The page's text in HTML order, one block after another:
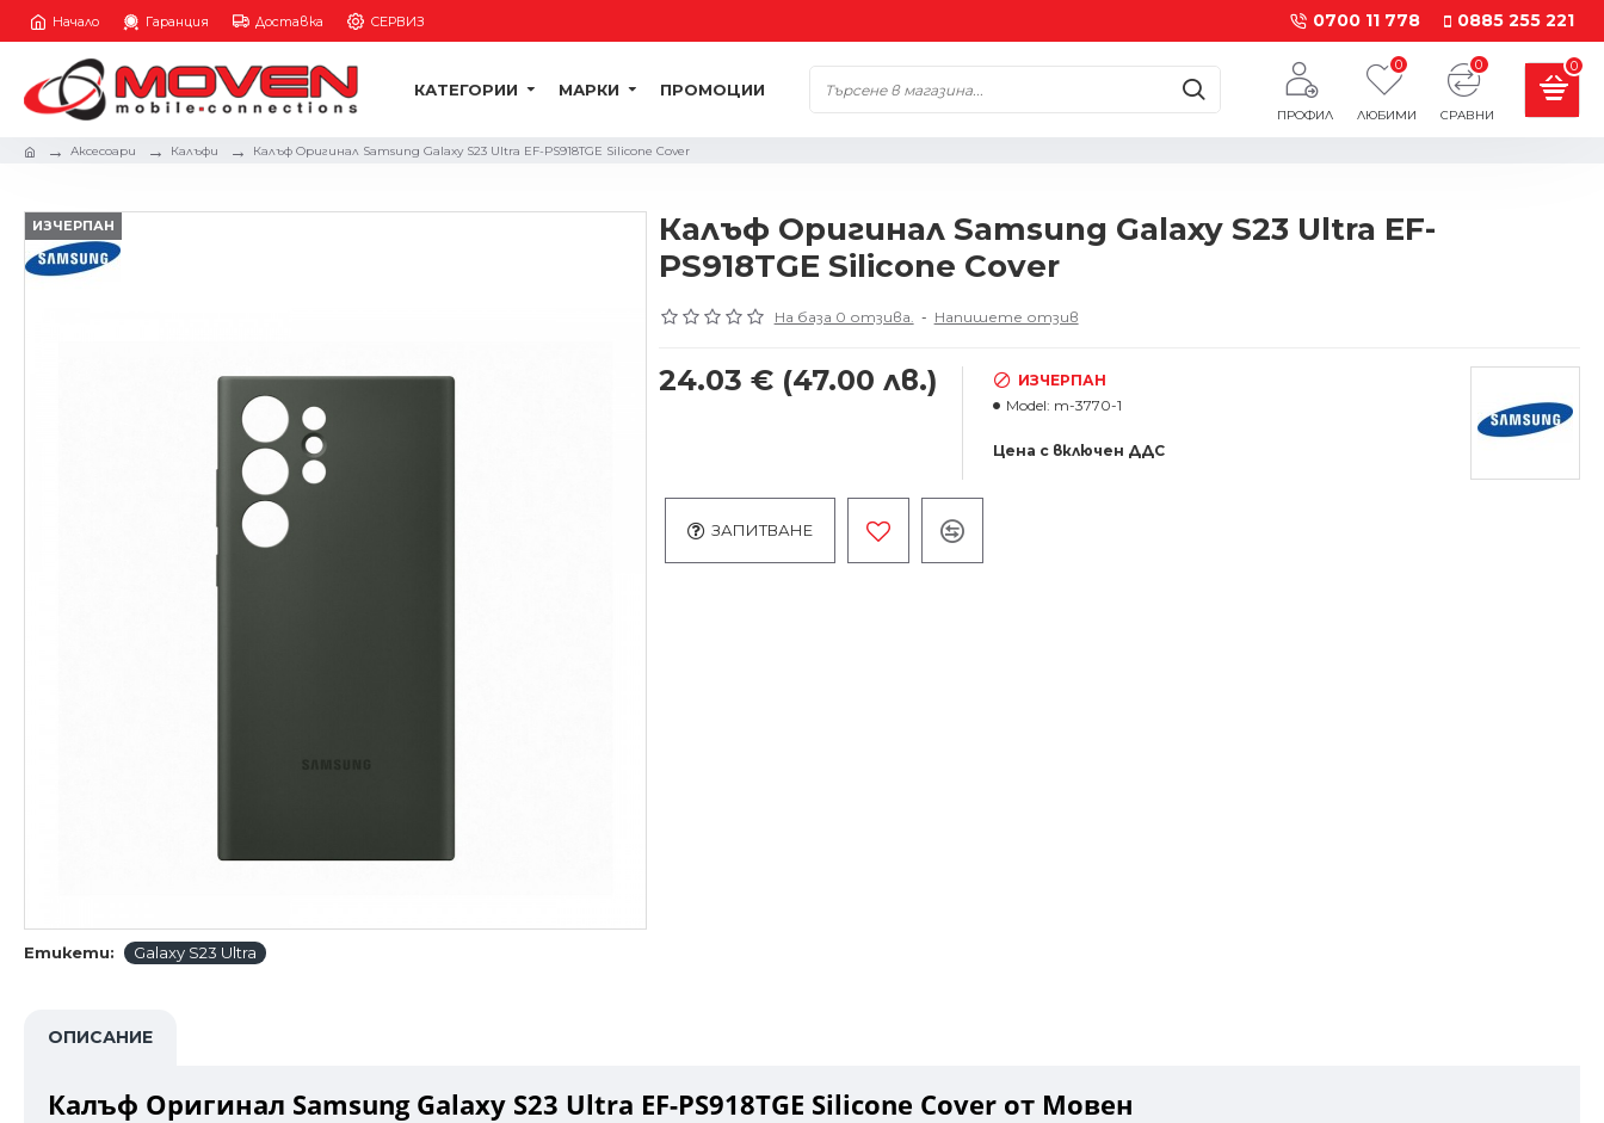
Начало Гаранция Доставка СЕРВИЗ 0700 11 778 0885 255 221
КАТЕГОРИИ МАРКИ ПРОМОЦИИ
ПРОФИЛ ЛЮБИМИ
0
СРАВНИ
0 0
Аксесоари Калъфи Калъф Оригинал Samsung Galaxy S23 Ultra EF-PS918TGE Silicone Cover
ИЗЧЕРПАН
Етикети: Galaxy S23 Ultra
Калъф Оригинал Samsung Galaxy S23 Ultra EF-
PS918TGE Silicone Cover
На база 0 отзива. - Напишете отзив
24.03 € (47.00 лв.)
ИЗЧЕРПАН
Model: m-3770-1
Цена с включен ДДС
ЗАПИТВАНЕ
ОПИСАНИЕ
Калъф Оригинал Samsung Galaxy S23 Ultra EF-PS918TGE Silicone Cover от Мовен